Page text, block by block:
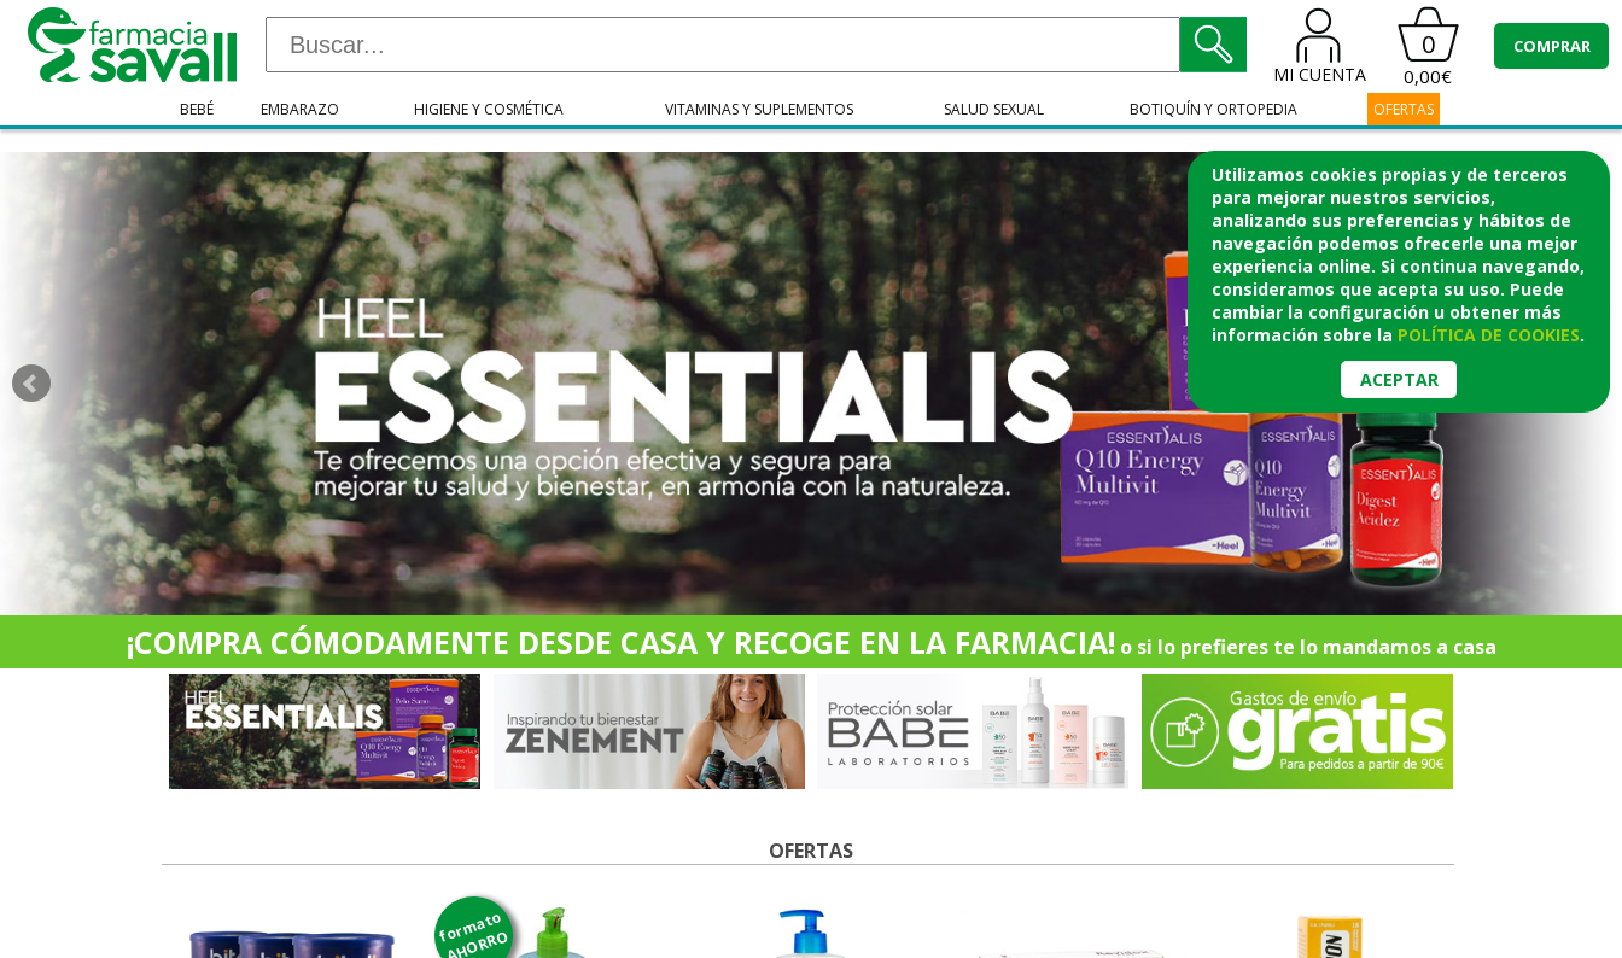
Utilizamos cookies propias y de terceros
para mejorar nuestros servicios,
analizando sus preferencias y hábitos de
navegación podemos ofrecerle una mejor
experiencia online. Si continua navegando,
consideramos que acepta su uso. Puede
cambiar la configuración u obtener más
información sobre la POLÍTICA DE COOKIES.
ACEPTAR
MI CUENTA
0
0,00€
COMPRAR
BEBÉ EMBARAZO HIGIENE Y COSMÉTICA VITAMINAS Y SUPLEMENTOS SALUD SEXUAL BOTIQUÍN Y ORTOPEDIA OFERTAS
¡COMPRA CÓMODAMENTE DESDE CASA Y RECOGE EN LA FARMACIA! o si lo prefieres te lo mandamos a casa
OFERTAS
formato
AHORRO